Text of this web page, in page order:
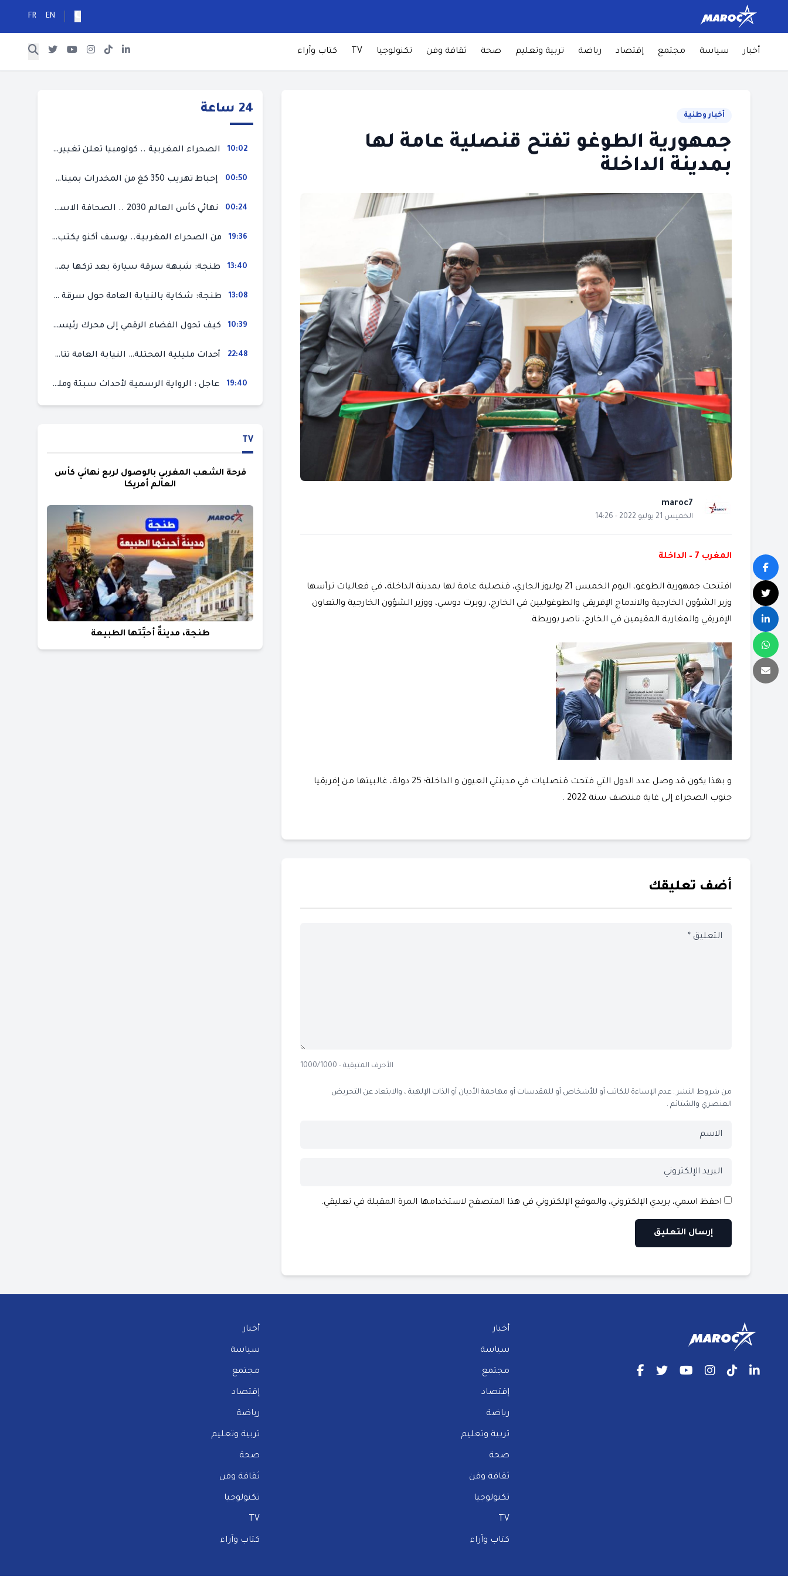
EN
FR
أخبار سياسة مجتمع إقتصاد رياضة تربية وتعليم صحة ثقافة وفن تكنولوجيا TV كتاب وآراء
أخبار وطنية
جمهورية الطوغو تفتح قنصلية عامة لها
بمدينة الداخلة
maroc7
الخميس 21 يوليو 2022 - 14:26
المغرب 7 – الداخلة
افتتحت جمهورية الطوغو، اليوم الخميس 21 يوليوز الجاري، قنصلية عامة لها بمدينة الداخلة، في فعاليات ترأسها
وزير الشؤون الخارجية والاندماج الإفريقي والطوغوليين في الخارج، روبرت دوسي، ووزير الشؤون الخارجية والتعاون
الإفريقي والمغاربة المقيمين في الخارج، ناصر بوريطة.
و بهذا يكون قد وصل عدد الدول التي فتحت قنصليات في مدينتي العيون و الداخلة؛ 25 دولة، غالبيتها من إفريقيا
جنوب الصحراء إلى غاية منتصف سنة 2022 .
أضف تعليقك
الأحرف المتبقية - 1000/1000
من شروط النشر : عدم الإساءة للكاتب أو للأشخاص أو للمقدسات أو مهاجمة الأديان أو الذات الإلهية ، والابتعاد عن التحريض
العنصري والشتائم .
احفظ اسمي، بريدي الإلكتروني، والموقع الإلكتروني في هذا المتصفح لاستخدامها المرة المقبلة في تعليقي.
24 ساعة
10:02 الصحراء المغربية .. كولومبيا تعلن تغييرا في موقفها وتعترف بسيادة المغرب على صحرائه
00:50 إحباط تهريب 350 كغ من المخدرات بميناء طنجة المتوسط
00:24 نهائي كأس العالم 2030 .. الصحافة الاسبانية قلقة من حسم الملف لصالح المغرب و”تتهم رئيس الفيفا”
19:36 من الصحراء المغربية.. يوسف أكنو يكتب عن أزمة سبتة المحتلة ويؤكد ان الهجرة السرية ليست حلا وبناء الوطن هو الخيار الأفضل
13:40 طنجة: شبهة سرقة سيارة بعد تركها بمحل ميكانيك للإصلاح
13:08 طنجة: شكاية بالنيابة العامة حول سرقة سيارة تركها صاحبها بمحل ميكانيك للإصلاح
10:39 كيف تحول الفضاء الرقمي إلى محرك رئيسي لأحداث الهجرة في سبتة؟
22:48 أحداث مليلية المحتلة… النيابة العامة تتابع 50 متورطا في محاولة اقتحام السياح الحدودي بتهم ثقيلة
19:40 عاجل : الرواية الرسمية لأحداث سبتة ومليلية المحتلتين (وزارة الداخلية)
TV
فرحة الشعب المغربي بالوصول لربع نهائي كأس
العالم أمريكا
طنجة، مدينةٌ أحبَّتها الطبيعة
أخبار
سياسة
مجتمع
إقتصاد
رياضة
تربية وتعليم
صحة
ثقافة وفن
تكنولوجيا
TV
كتاب وآراء
أخبار
سياسة
مجتمع
إقتصاد
رياضة
تربية وتعليم
صحة
ثقافة وفن
تكنولوجيا
TV
كتاب وآراء